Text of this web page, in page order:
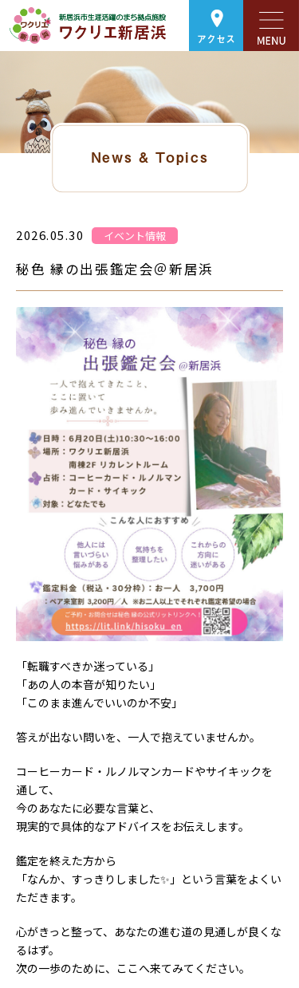
アクセス
News & Topics
2026.05.30 イベント情報
秘色 縁の出張鑑定会＠新居浜
「転職すべきか迷っている」
「あの人の本音が知りたい」
「このまま進んでいいのか不安」
答えが出ない問いを、一人で抱えていませんか。
コーヒーカード・ルノルマンカードやサイキックを
通して、
今のあなたに必要な言葉と、
現実的で具体的なアドバイスをお伝えします。
鑑定を終えた方から
「なんか、すっきりしました✨️」という言葉をよくい
ただきます。
心がきっと整って、あなたの進む道の見通しが良くな
るはず。
次の一歩のために、ここへ来てみてください。